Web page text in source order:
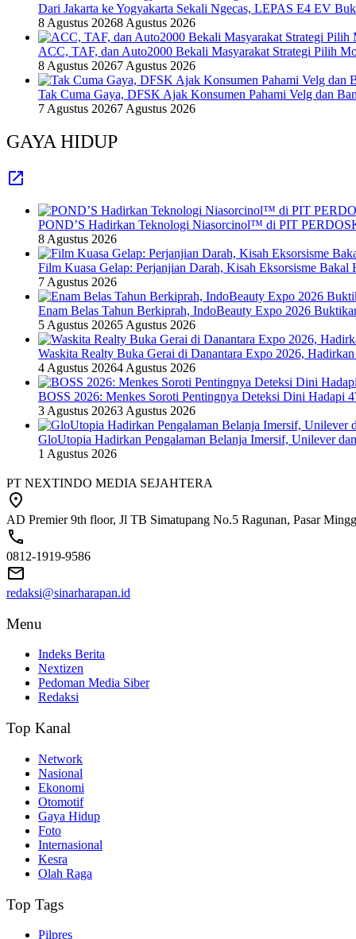
Dari Jakarta ke Yogyakarta Sekali Ngecas, LEPAS E4 EV
8 Agustus 20268 Agustus 2026
ACC, TAF, dan Auto2000 Bekali Masyarakat Strategi Pilih
8 Agustus 20267 Agustus 2026
Tak Cuma Gaya, DFSK Ajak Konsumen Pahami Velg dan
7 Agustus 20267 Agustus 2026
GAYA HIDUP
POND’S Hadirkan Teknologi Niasorcinol™ di PIT
8 Agustus 2026
Film Kuasa Gelap: Perjanjian Darah, Kisah Eksorsisme
7 Agustus 2026
Enam Belas Tahun Berkiprah, IndoBeauty Expo 2026
5 Agustus 20265 Agustus 2026
Waskita Realty Buka Gerai di Danantara Expo 2026,
4 Agustus 20264 Agustus 2026
BOSS 2026: Menkes Soroti Pentingnya Deteksi Dini Hadapi
3 Agustus 20263 Agustus 2026
GloUtopia Hadirkan Pengalaman Belanja Imersif, Unilever
1 Agustus 2026
PT NEXTINDO MEDIA SEJAHTERA
AD Premier 9th floor, Jl TB Simatupang No.5 Ragunan, Pasar
0812-1919-9586
redaksi@sinarharapan.id
Menu
Indeks Berita
Nextizen
Pedoman Media Siber
Redaksi
Top Kanal
Network
Nasional
Ekonomi
Otomotif
Gaya Hidup
Foto
Internasional
Kesra
Olah Raga
Top Tags
Pilpres